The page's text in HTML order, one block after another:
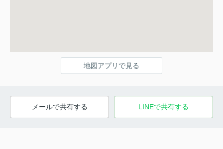
地図アプリで見る
メールで共有する LINEで共有する